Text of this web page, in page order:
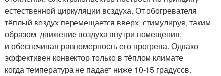
естественной циркуляции воздуха. От обогревателя
тёплый воздух перемещается вверх, стимулируя, таким
образом, движение воздуха внутри помещения,
и обеспечивая равномерность его прогрева. Однако
эффективен конвектор только в тёплом климате,
когда температура не падает ниже 10-15 градусов.